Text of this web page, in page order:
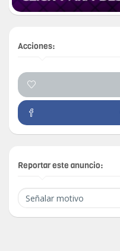
Acciones:
Reportar este anuncio: